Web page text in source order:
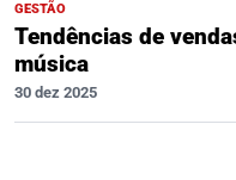
GESTÃO
Tendências de
música
30 dez 2025